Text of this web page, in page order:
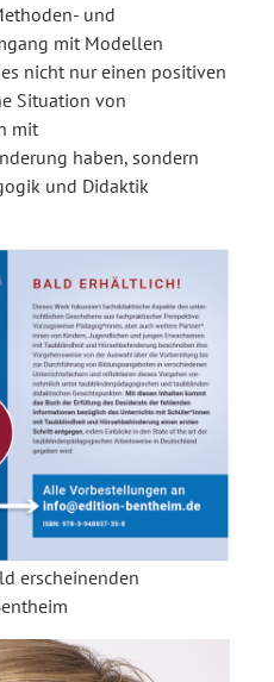
und
mit Modellen
nicht nur einen positiven
Situation von
mit
haben, sondern
und Didaktik
erscheinenden